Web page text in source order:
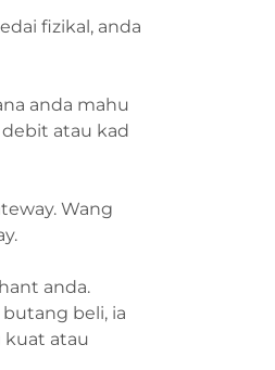
fizikal, anda
anda mahu
atau kad
Wang
anda.
beli, ia
kuat atau